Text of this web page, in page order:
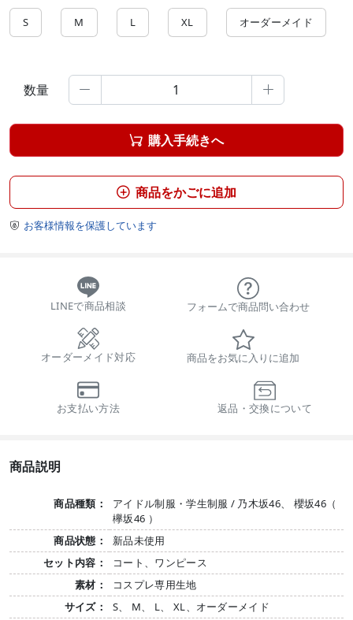
S M L XL オーダーメイド
数量  
 購入手続きへ
 商品をかごに追加
 お客様情報を保護しています
LINEで商品相談 フォームで商品問い合わせ
オーダーメイド対応 商品をお気に入りに追加
お支払い方法 返品・交換について
商品説明
商品種類：
アイドル制服・学生制服 / 乃木坂46、 櫻坂46（
欅坂46 ）
商品状態：
新品未使用
セット内容：
コート、ワンピース
素材：
コスプレ専用生地
サイズ：
S、 M、 L、 XL、オーダーメイド